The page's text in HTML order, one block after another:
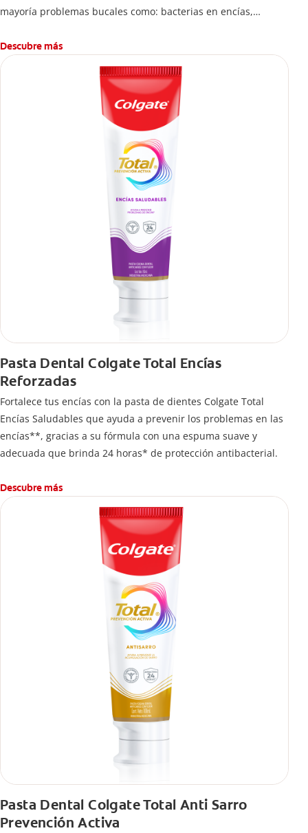
mayoría problemas bucales como: bacterias en encías,
caries.
Descubre más
Pasta Dental Colgate Total Encías
Reforzadas
Fortalece tus encías con la pasta de dientes Colgate Total
Encías Saludables que ayuda a prevenir los problemas en las
encías**, gracias a su fórmula con una espuma suave y
adecuada que brinda 24 horas* de protección antibacterial.
Descubre más
Pasta Dental Colgate Total Anti Sarro
Prevención Activa